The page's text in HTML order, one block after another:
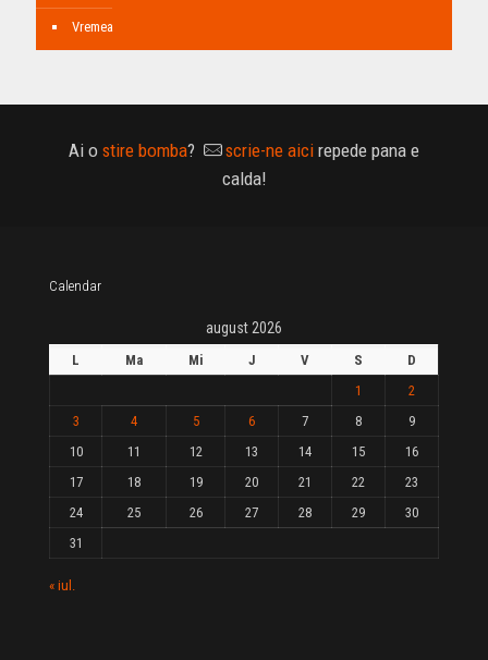
Vremea
Ai o stire bomba? scrie-ne aici repede pana e
calda!
Calendar
august 2026
L Ma Mi J V S
D
1
2
3
4 5 6 7 8
9
10
11 12 13 14 15
16
17
18 19 20 21 22
23
24
25 26 27 28 29
30
31
« iul.